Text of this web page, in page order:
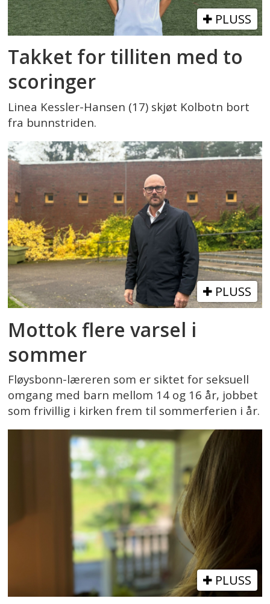
PLUSS
Takket for tilliten med to
scoringer
Linea Kessler-Hansen (17) skjøt Kolbotn bort
fra bunnstriden.
PLUSS
Mottok flere varsel i
sommer
Fløysbonn-læreren som er siktet for seksuell
omgang med barn mellom 14 og 16 år, jobbet
som frivillig i kirken frem til sommerferien i år.
PLUSS